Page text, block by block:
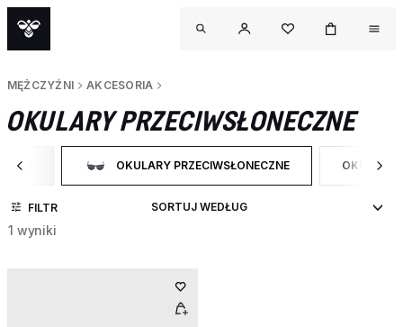
MĘŻCZYŹNI AKCESORIA
OKULARY PRZECIWSŁONECZNE
CATEGORY: AKCESORIAOKULARY PRZECIWSŁONECZNE
WYBRANY OBECNIE ZAWĘŻONO DO CATEGORY:OKULARY
ZAWĘŹ
FILTR
1 wyniki